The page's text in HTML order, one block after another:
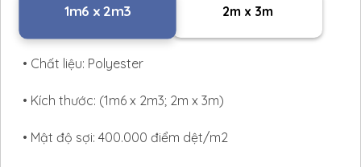
1m6 x 2m3 2m x 3m
• Chất liệu: Polyester
• Kích thước: (1m6 x 2m3; 2m x 3m)
• Mật độ sợi: 400.000 điểm dệt/m2